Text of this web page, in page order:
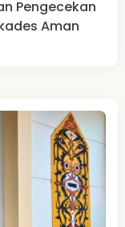
Pengecekan
Aman